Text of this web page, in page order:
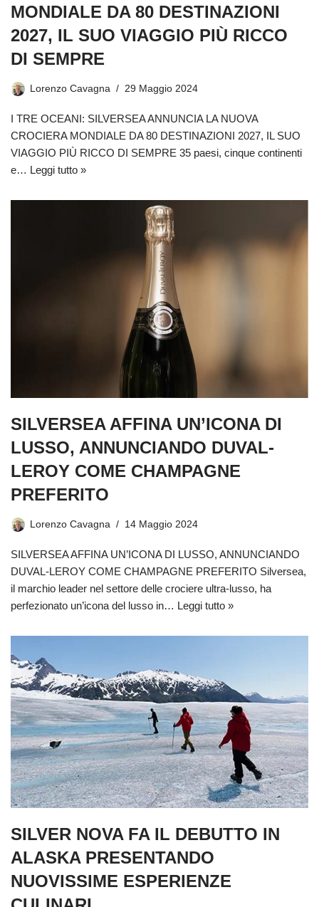
MONDIALE DA 80 DESTINAZIONI
2027, IL SUO VIAGGIO PIÙ RICCO
DI SEMPRE
Lorenzo Cavagna 29 Maggio 2024
I TRE OCEANI: SILVERSEA ANNUNCIA LA NUOVA
CROCIERA MONDIALE DA 80 DESTINAZIONI 2027, IL SUO
VIAGGIO PIÙ RICCO DI SEMPRE 35 paesi, cinque continenti
e… Leggi tutto »
SILVERSEA AFFINA UN’ICONA DI
LUSSO, ANNUNCIANDO DUVAL-
LEROY COME CHAMPAGNE
PREFERITO
Lorenzo Cavagna 14 Maggio 2024
SILVERSEA AFFINA UN’ICONA DI LUSSO, ANNUNCIANDO
DUVAL-LEROY COME CHAMPAGNE PREFERITO Silversea,
il marchio leader nel settore delle crociere ultra-lusso, ha
perfezionato un’icona del lusso in… Leggi tutto »
SILVER NOVA FA IL DEBUTTO IN
ALASKA PRESENTANDO
NUOVISSIME ESPERIENZE